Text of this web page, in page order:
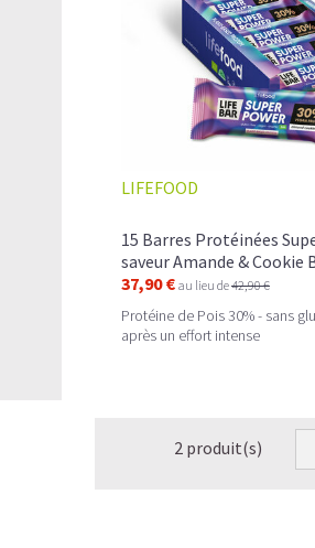
LIFEFOOD
15 Barres Protéinées
saveur Amande & Cookie
37,90 € au lieu de42,90 €
Protéine de Pois 30% - sans
après un effort intense
2 produit(s)